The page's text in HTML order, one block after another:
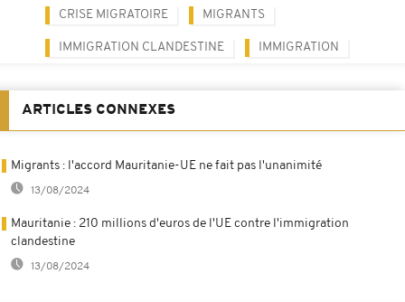
CRISE MIGRATOIRE MIGRANTS
IMMIGRATION CLANDESTINE IMMIGRATION
ARTICLES CONNEXES
Migrants : l'accord Mauritanie-UE ne fait pas l'unanimité
13/08/2024
Mauritanie : 210 millions d'euros de l'UE contre l'immigration
clandestine
13/08/2024